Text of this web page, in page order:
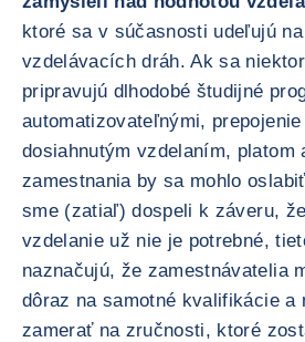
ktoré sa v súčasnosti udeľujú
vzdelávacích dráh. Ak sa
pripravujú dlhodobé študijné
automatizovateľnými, prepojenie
dosiahnutým vzdelaním, platom
zamestnania by sa mohlo
sme (zatiaľ) dospeli k záveru,
vzdelanie už nie je potrebné,
naznačujú, že zamestnávatelia
dôraz na samotné kvalifikácie a
zamerať na zručnosti, ktoré